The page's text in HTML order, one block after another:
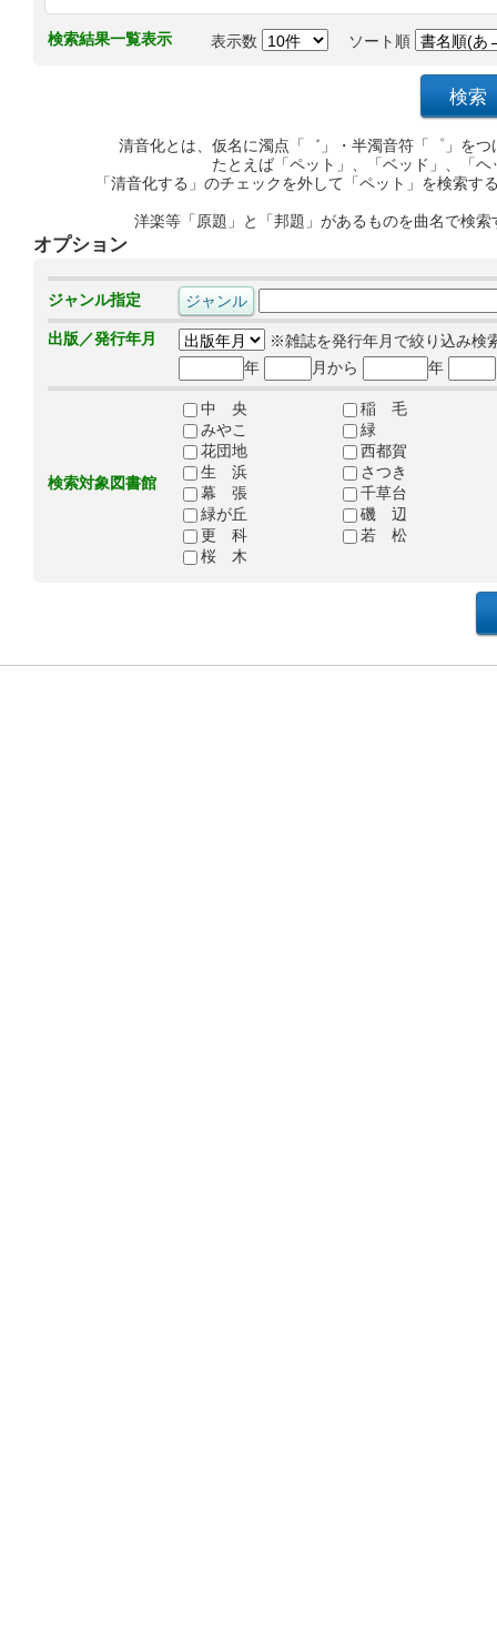
検索結果一覧表示 表示数 ソート順
清音化とは、仮名に濁点「゛」・半濁音符「゜」を
たとえば「ペット」、「ベッド」、「
「清音化する」のチェックを外して「ペット」を検索
洋楽等「原題」と「邦題」があるものを曲名で検
オプション
ジャンル指定
出版／発行年月
※雑誌を発行年月で絞り込み検
年
月から 年
検索対象図書館
中 央
稲 毛
みやこ
緑
花団地
西都賀
生 浜
さつき
幕 張
千草台
緑が丘
磯 辺
更 科
若 松
桜 木